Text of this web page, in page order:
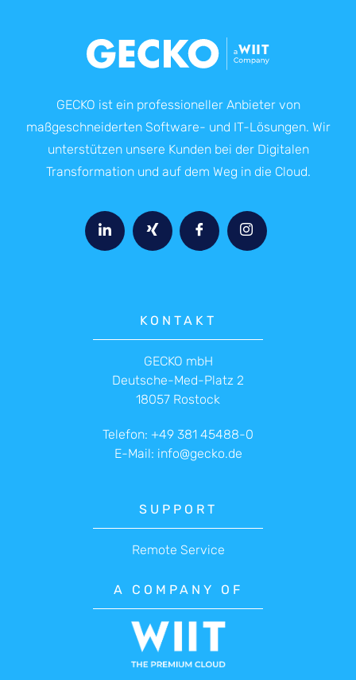
GECKO ist ein professioneller Anbieter von
maßgeschneiderten Software- und IT-Lösungen. Wir
unterstützen unsere Kunden bei der Digitalen
Transformation und auf dem Weg in die Cloud.
KONTAKT
GECKO mbH
Deutsche-Med-Platz 2
18057 Rostock
Telefon: +49 381 45488-0
E-Mail: info@gecko.de
SUPPORT
Remote Service
A COMPANY OF